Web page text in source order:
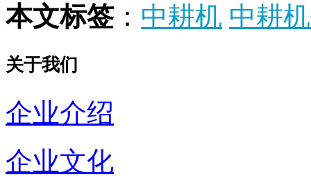
本文标签： 中耕机 中耕
关于我们
企业介绍
企业文化